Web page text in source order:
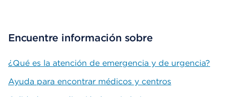
Encuentre información sobre
¿Qué es la atención de emergencia y de urgencia?
Ayuda para encontrar médicos y centros